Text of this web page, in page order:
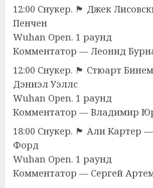
12:00 Снукер. 🏴󠁧󠁢󠁥󠁮󠁧󠁿 Джек
Пенчен
Wuhan Open. 1 раунд
Комментатор — Леонид
12:00 Снукер. 🏴󠁧󠁢󠁥󠁮󠁧󠁿 Стюарт
Дэниэл Уэллс
Wuhan Open. 1 раунд
Комментатор — Владимир
18:00 Снукер. 🏴󠁧󠁢󠁥󠁮󠁧󠁿 Али Картер
Форд
Wuhan Open. 1 раунд
Комментатор — Сергей